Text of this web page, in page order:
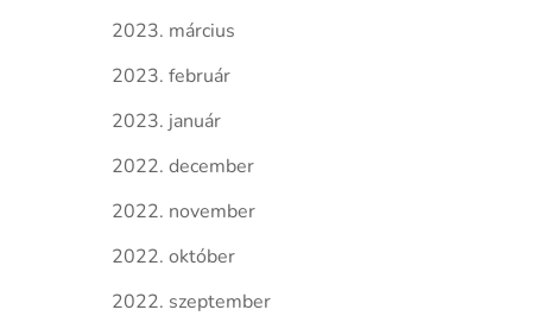
2023. március
2023. február
2023. január
2022. december
2022. november
2022. október
2022. szeptember